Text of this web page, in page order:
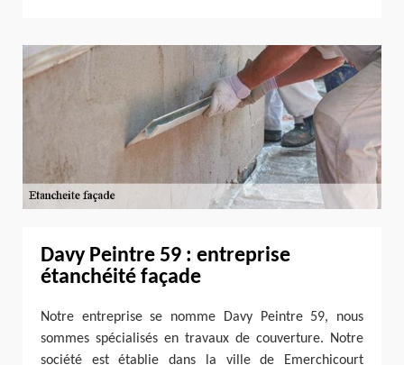
Davy Peintre 59 : entreprise
étanchéité façade
Notre entreprise se nomme Davy Peintre 59, nous
sommes spécialisés en travaux de couverture. Notre
société est établie dans la ville de Emerchicourt